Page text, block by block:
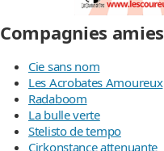
Compagnies amies
Cie sans nom
Les Acrobates Amoureux
Radaboom
La bulle verte
Stelisto de tempo
Cirkonstance attenuante